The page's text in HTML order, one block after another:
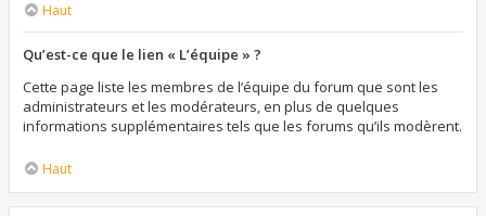
Haut
Qu’est-ce que le lien « L’équipe » ?
Cette page liste les membres de l’équipe du forum que sont les
administrateurs et les modérateurs, en plus de quelques
informations supplémentaires tels que les forums qu’ils modèrent.
Haut